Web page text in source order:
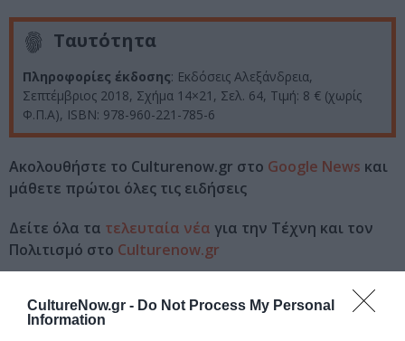
CultureNow.gr - Do Not Process My Personal
Information
Ταυτότητα
Πληροφορίες έκδοσης: Εκδόσεις Αλεξάνδρεια,
Σεπτέμβριος 2018, Σχήμα 14×21, Σελ. 64, Τιμή: 8 € (χωρίς
Φ.Π.Α), ISBN: 978-960-221-785-6
Ακολουθήστε το Culturenow.gr στο Google News και
μάθετε πρώτοι όλες τις ειδήσεις
Δείτε όλα τα τελευταία νέα για την Τέχνη και τον
Πολιτισμό στο Culturenow.gr
Νέοι Διαγωνισμοί ❯